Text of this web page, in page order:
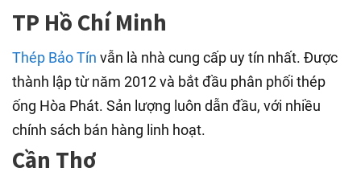
TP Hồ Chí Minh
Thép Bảo Tín vẫn là nhà cung cấp uy tín nhất. Được
thành lập từ năm 2012 và bắt đầu phân phối thép
ống Hòa Phát. Sản lượng luôn dẫn đầu, với nhiều
chính sách bán hàng linh hoạt.
Cần Thơ